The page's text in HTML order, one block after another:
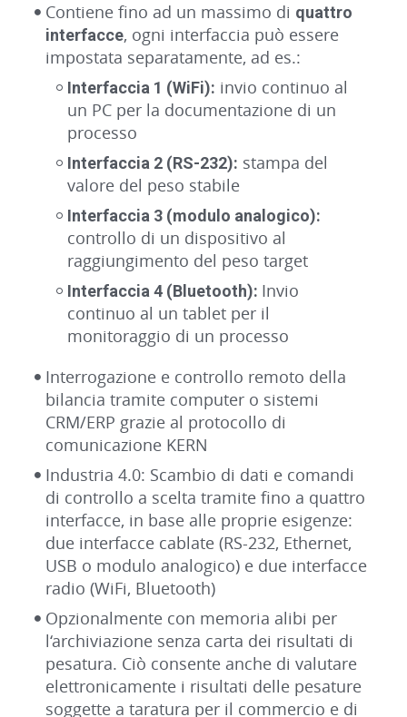
Contiene fino ad un massimo di quattro
interfacce, ogni interfaccia può essere
impostata separatamente, ad es.:
Interfaccia 1 (WiFi): invio continuo al
un PC per la documentazione di un
processo
Interfaccia 2 (RS-232): stampa del
valore del peso stabile
Interfaccia 3 (modulo analogico):
controllo di un dispositivo al
raggiungimento del peso target
Interfaccia 4 (Bluetooth): Invio
continuo al un tablet per il
monitoraggio di un processo
Interrogazione e controllo remoto della
bilancia tramite computer o sistemi
CRM/ERP grazie al protocollo di
comunicazione KERN
Industria 4.0: Scambio di dati e comandi
di controllo a scelta tramite fino a quattro
interfacce, in base alle proprie esigenze:
due interfacce cablate (RS-232, Ethernet,
USB o modulo analogico) e due interfacce
radio (WiFi, Bluetooth)
Opzionalmente con memoria alibi per
l‘archiviazione senza carta dei risultati di
pesatura. Ciò consente anche di valutare
elettronicamente i risultati delle pesature
soggette a taratura per il commercio e di